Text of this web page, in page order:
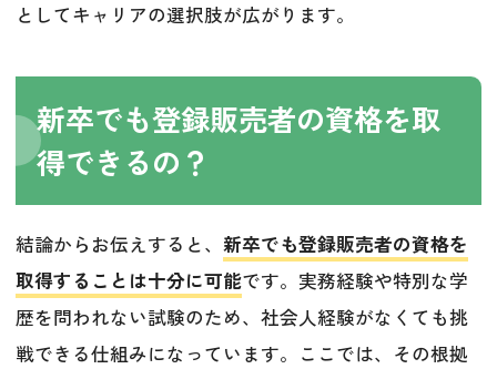
としてキャリアの選択肢が広がります。
新卒でも登録販売者の資格を取
得できるの？
結論からお伝えすると、新卒でも登録販売者の資格を
取得することは十分に可能です。実務経験や特別な学
歴を問われない試験のため、社会人経験がなくても挑
戦できる仕組みになっています。ここでは、その根拠